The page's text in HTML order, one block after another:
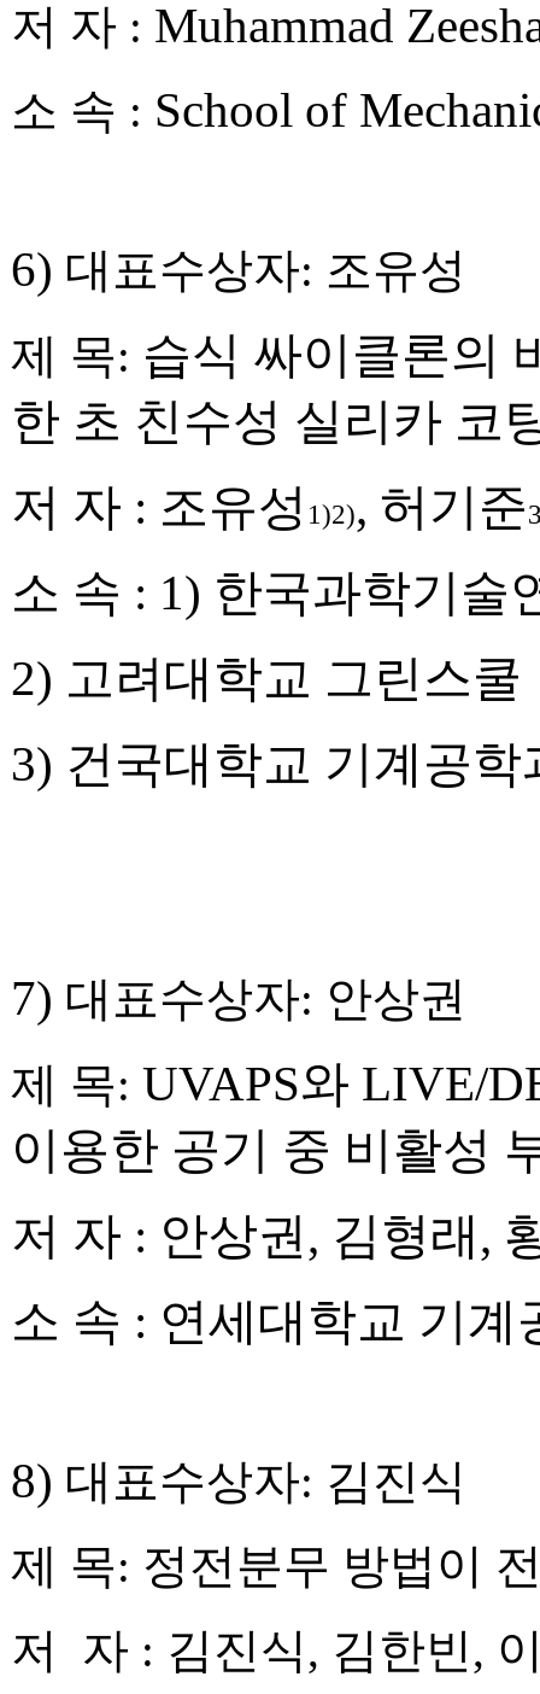
저 자 : Muhammad
소 속 : School of
6) 대표수상자: 조유성
제 목: 습식 싸이클론의
한 초 친수성 실리카 코
저 자 : 조유성 1)2), 허기준
소 속 : 1) 한국과학기술
2) 고려대학교 그린스쿨
3) 건국대학교 기계공학
7) 대표수상자: 안상권
제 목: UVAPS와 LIVE/
이용한 공기 중 비활성
저 자 : 안상권, 김형래 ,
소 속 : 연세대학교 기계
8) 대표수상자: 김진식
제 목: 정전분무 방법이
저 자 : 김진식, 김한빈,